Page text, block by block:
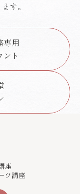
す。
用
ト
座
ツ講座